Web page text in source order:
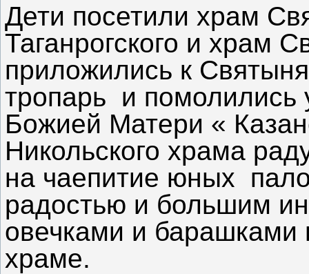
Дети посетили храм
Таганрогского и храм
приложились к
тропарь и помолились
Божией Матери «
Никольского храма
на чаепитие юных
радостью и большим
овечками и
храме.